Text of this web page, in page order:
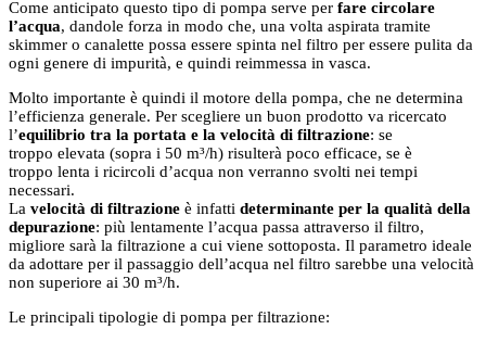
Come anticipato questo tipo di pompa serve per fare circolare
l’acqua, dandole forza in modo che, una volta aspirata tramite
skimmer o canalette possa essere spinta nel filtro per essere pulita da
ogni genere di impurità, e quindi reimmessa in vasca.
Molto importante è quindi il motore della pompa, che ne determina
l’efficienza generale. Per scegliere un buon prodotto va ricercato
l’equilibrio tra la portata e la velocità di filtrazione: se
troppo elevata (sopra i 50 m³/h) risulterà poco efficace, se è
troppo lenta i ricircoli d’acqua non verranno svolti nei tempi
necessari.
La velocità di filtrazione è infatti determinante per la qualità della
depurazione: più lentamente l’acqua passa attraverso il filtro,
migliore sarà la filtrazione a cui viene sottoposta. Il parametro ideale
da adottare per il passaggio dell’acqua nel filtro sarebbe una velocità
non superiore ai 30 m³/h.
Le principali tipologie di pompa per filtrazione: